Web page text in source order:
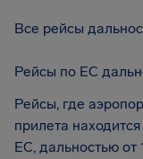
Все рейсы
Рейсы по ЕС
Рейсы, где
прилета
ЕС, дальностью от